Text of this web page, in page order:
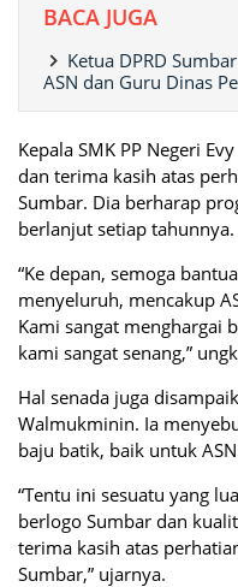
BACA JUGA
Ketua DPRD
ASN dan Guru Dinas
Kepala SMK PP Negeri
dan terima kasih atas
Sumbar. Dia berharap
berlanjut setiap tahunnya.
“Ke depan, semoga
menyeluruh, mencakup
Kami sangat menghargai
kami sangat senang,”
Hal senada juga
Walmukminin. Ia
baju batik, baik untuk
“Tentu ini sesuatu yang
berlogo Sumbar dan
terima kasih atas
Sumbar,” ujarnya.